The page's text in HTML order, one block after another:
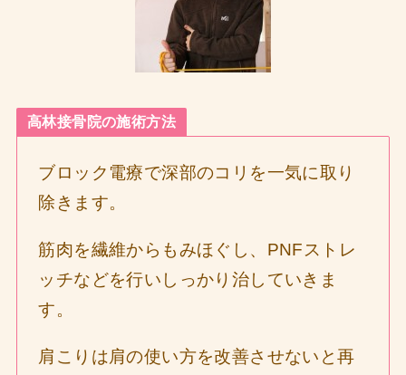
高林接骨院の施術方法
ブロック電療で深部のコリを一気に取り
除きます。
筋肉を繊維からもみほぐし、PNFストレ
ッチなどを行いしっかり治していきま
す。
肩こりは肩の使い方を改善させないと再